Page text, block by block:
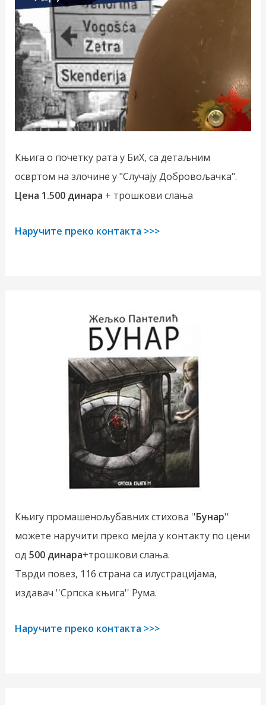
Књига о почетку рата у БиХ, са детаљним
освртом на злочине у "Случају Добровољачка".
Цена 1.500 динара + трошкови слања
Наручите преко контакта >>>
Књигу промашенољубавних стихова ''Бунар''
можете наручити преко мејла у контакту по цени
од 500 динара+трошкови слања.
Тврди повез, 116 страна са илустрацијама,
издавач ''Српска књига'' Рума.
Наручите преко контакта >>>